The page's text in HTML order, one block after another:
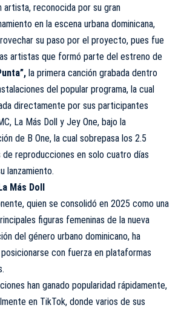
artista, reconocida por su gran
en la escena urbana dominicana,
su paso por el proyecto, pues fue
artistas que formó parte del estreno de
la primera canción grabada dentro
del popular programa, la cual
directamente por sus participantes
La Más Doll y Jey One, bajo la
de B One, la cual sobrepasa los 2.5
de reproducciones en solo cuatro días
lanzamiento.
Más Doll
quien se consolidó en 2025 como una
figuras femeninas de la nueva
del género urbano dominicano, ha
con fuerza en plataformas
han ganado popularidad rápidamente,
en TikTok, donde varios de sus